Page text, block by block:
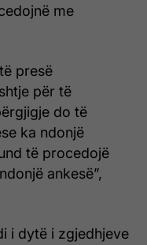
me
presë
për të
do të
ka ndonjë
të procedojë
ankesë”,
i dytë i zgjedhjeve